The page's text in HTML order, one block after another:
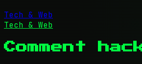
Tech & Web
Tech & Web
Comment